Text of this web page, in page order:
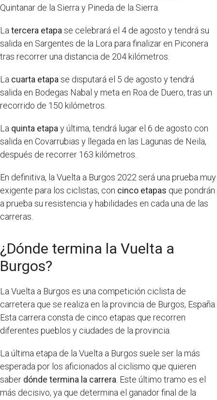
Quintanar de la Sierra y Pineda de la Sierra.
La tercera etapa se celebrará el 4 de agosto y tendrá su
salida en Sargentes de la Lora para finalizar en Piconera
tras recorrer una distancia de 204 kilómetros.
La cuarta etapa se disputará el 5 de agosto y tendrá
salida en Bodegas Nabal y meta en Roa de Duero, tras un
recorrido de 150 kilómetros.
La quinta etapa y última, tendrá lugar el 6 de agosto con
salida en Covarrubias y llegada en las Lagunas de Neila,
después de recorrer 163 kilómetros.
En definitiva, la Vuelta a Burgos 2022 será una prueba muy
exigente para los ciclistas, con cinco etapas que pondrán
a prueba su resistencia y habilidades en cada una de las
carreras.
¿Dónde termina la Vuelta a
Burgos?
La Vuelta a Burgos es una competición ciclista de
carretera que se realiza en la provincia de Burgos, España.
Esta carrera consta de cinco etapas que recorren
diferentes pueblos y ciudades de la provincia.
La última etapa de la Vuelta a Burgos suele ser la más
esperada por los aficionados al ciclismo que quieren
saber dónde termina la carrera . Este último tramo es el
más decisivo, ya que determina el ganador final de la